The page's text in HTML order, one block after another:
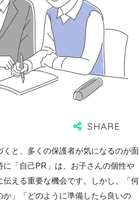
くと、多くの保護者が気になるのが面
に「自己PR」は、お子さんの個性や
伝える重要な機会です。しかし、「何
か」「どのように準備したら良いの